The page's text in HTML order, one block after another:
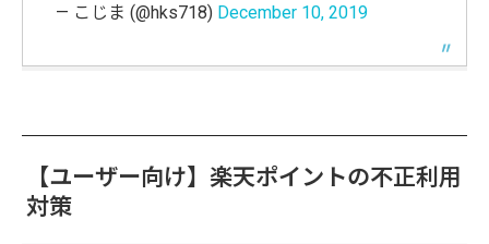
— こじま (@hks718) December 10, 2019
【ユーザー向け】楽天ポイントの不正利用
対策